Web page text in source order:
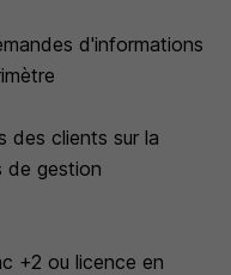
d'informations
des clients sur la
de gestion
+2 ou licence en